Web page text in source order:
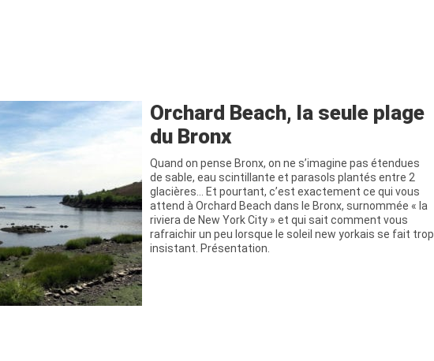
Orchard Beach, la seule plage
du Bronx
Quand on pense Bronx, on ne s’imagine pas étendues
de sable, eau scintillante et parasols plantés entre 2
glacières… Et pourtant, c’est exactement ce qui vous
attend à Orchard Beach dans le Bronx, surnommée « la
riviera de New York City » et qui sait comment vous
rafraichir un peu lorsque le soleil new yorkais se fait trop
insistant. Présentation.